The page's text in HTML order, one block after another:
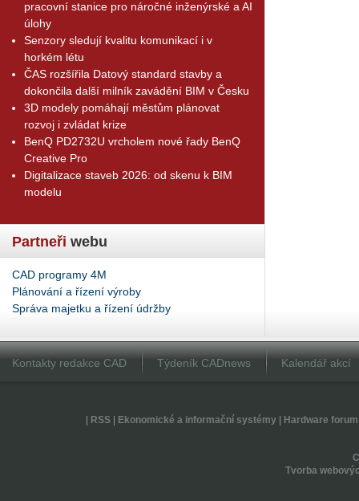
pracovní stanice pro náročné inženýrské a AI
úlohy
Senzory sledují kvalitu komunikací i v
horkém létu
ČAS rozšířila Datový standard stavby a
dokončila další milník zavádění BIM v Česku
3D modely pomáhají městům plánovat
rozvoj i zvládat krize
BenQ PD2732U vrcholem nové řady BenQ
Creative Pro
Digitalizace staveb 2026: od skenu k BIM
modelu
Partneři webu
CAD programy 4M
Plánování a řízení výroby
Správa majetku a řízení údržby
Kontakty redakce CAD Týdeník CADnews Kalendář akcí
RSS| Ekonomické a informační systémy| Hardware forum
Tvorba